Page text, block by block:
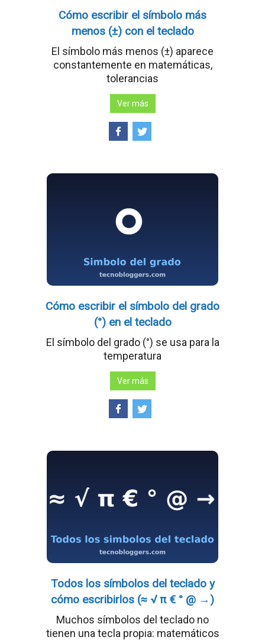
Cómo escribir el símbolo más
menos (±) con el teclado
El símbolo más menos (±) aparece
constantemente en matemáticas,
tolerancias
Ver más
Cómo escribir el símbolo del grado
(°) en el teclado
El símbolo del grado (°) se usa para la
temperatura
Ver más
Todos los símbolos del teclado y
cómo escribirlos (≈ √ π € ° @ →)
Muchos símbolos del teclado no
tienen una tecla propia: matemáticos